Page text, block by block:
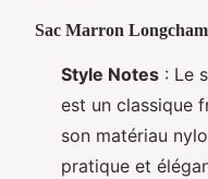
Sac Marron
Style Notes : Le
est un classique
son matériau
pratique et